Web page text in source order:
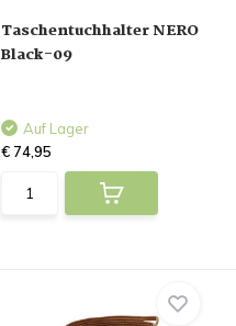
Taschentuchhalter NERO
Black-09
Auf Lager
€ 74,95